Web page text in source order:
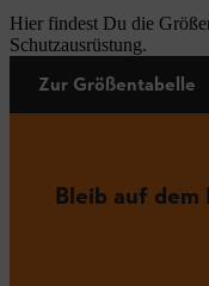
Hier findest Du die
Schutzausrüstung.
Zur Größentabelle
Bleib auf dem